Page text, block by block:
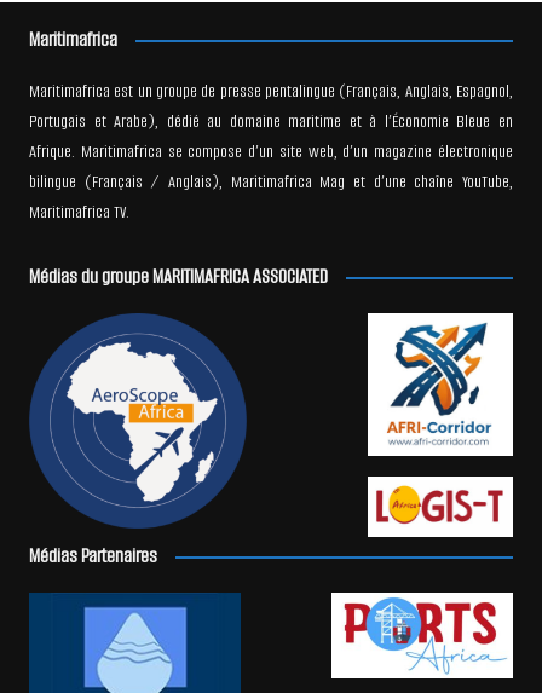
Maritimafrica
Maritimafrica est un groupe de presse pentalingue (Français, Anglais, Espagnol,
Portugais et Arabe), dédié au domaine maritime et à l’Économie Bleue en
Afrique. Maritimafrica se compose d’un site web, d’un magazine électronique
bilingue (Français / Anglais), Maritimafrica Mag et d’une chaîne YouTube,
Maritimafrica TV.
Médias du groupe MARITIMAFRICA ASSOCIATED
Médias Partenaires